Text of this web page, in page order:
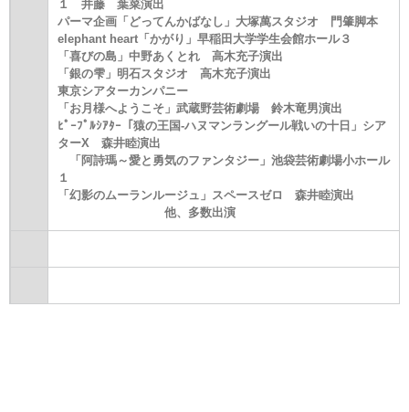
１ 井藤 葉菜演出
パーマ企画「どってんかばなし」大塚萬スタジオ 門肇脚本
elephant heart「かがり」早稲田大学学生会館ホール３
「喜びの島」中野あくとれ 高木充子演出
「銀の雫」明石スタジオ 高木充子演出
東京シアターカンパニー
「お月様へようこそ」武蔵野芸術劇場 鈴木竜男演出
ﾋﾟｰﾌﾟﾙｼｱﾀｰ「猿の王国-ハヌマンラングール戦いの十日」シア
ターX 森井睦演出
「阿詩瑪～愛と勇気のファンタジー」池袋芸術劇場小ホール
１
「幻影のムーランルージュ」スペースゼロ 森井睦演出
他、多数出演